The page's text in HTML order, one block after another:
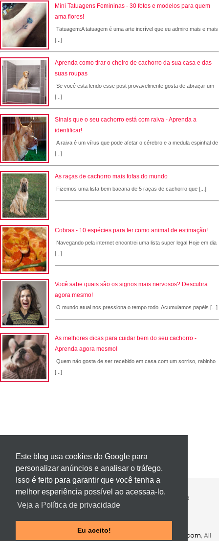
Este blog usa cookies do Google para
personalizar anúncios e analisar o tráfego.
Isso é feito para garantir que você tenha a
melhor esperiência possível ao acessaa-lo.
Veja a Política de privacidade
Eu aceito!
Mini Tatuagens Femininas - 30 fotos e modelos para quem
ama flores!
Tatuagem:A tatuagem é uma arte incrível que eu admiro mais e mais
[...]
Aprenda como tirar o cheiro de cachorro da sua casa e das
suas roupas
Se você esta lendo esse post provavelmente gosta de abraçar um
[...]
Sinais que o seu cachorro está com raiva - Aprenda a
identificar!
A raiva é um vírus que pode afetar o cérebro e a medula espinhal de
[...]
As raças de cachorro mais fofas do mundo
Fizemos uma lista bem bacana de 5 raças de cachorro que [...]
Cobras - 10 espécies para ter como animal de estimação!
Navegando pela internet encontrei uma lista super legal.Hoje em dia
[...]
Você sabe quais são os signos mais nervosos? Descubra
agora mesmo!
O mundo atual nos pressiona o tempo todo. Acumulamos papéis [...]
As melhores dicas para cuidar bem do seu cachorro -
Aprenda agora mesmo!
Quem não gosta de ser recebido em casa com um sorriso, rabinho
[...]
Contato Política de Privacidade
Sobre
Portal Vídeo.Template Themeindie.com, All